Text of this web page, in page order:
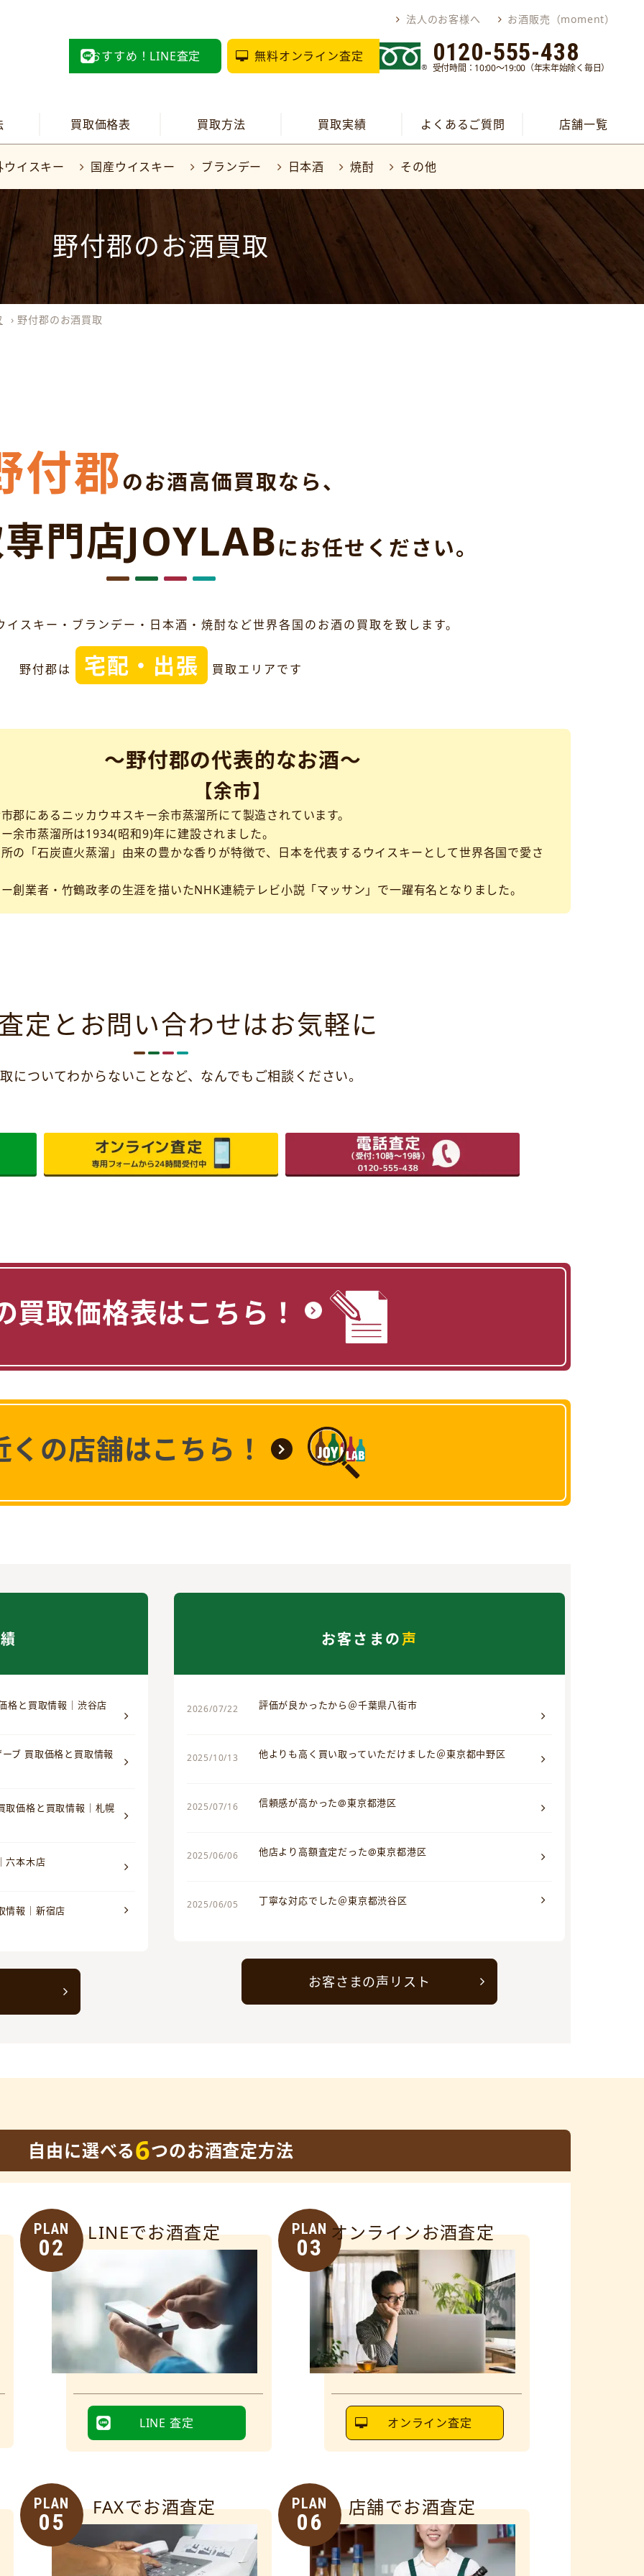
法人のお客様へ お酒販売（moment）
おすすめ！LINE査定 無料オンライン査定 0120-555-438
受付時間：10:00～19:00（年末年始除く毎日）
買取価格表 買取方法 買取実績 よくあるご質問 店舗一覧
ウイスキー 国産ウイスキー ブランデー 日本酒 焼酎 その他
野付郡のお酒買取
› 野付郡のお酒買取
付郡のお酒高価買取なら、
門店JOYLABにお任せください。
スキー・ブランデー・日本酒・焼酎など世界各国のお酒の買取を致します。
野付郡は 宅配・出張 買取エリアです
～野付郡の代表的なお酒～
【余市】
郡にあるニッカウヰスキー余市蒸溜所にて製造されています。
余市蒸溜所は1934(昭和9)年に建設されました。
の「石炭直火蒸溜」由来の豊かな香りが特徴で、日本を代表するウイスキーとして世界各国で愛さ
創業者・竹鶴政孝の生涯を描いたNHK連続テレビ小説「マッサン」で一躍有名となりました。
定とお問い合わせはお気軽に
についてわからないことなど、 なんでもご相談ください。
買取価格表はこちら！
くの店舗はこちら！
格と買取情報｜渋谷店
ブ 買取価格と買取情報
取価格と買取情報｜札幌
六本木店
情報｜新宿店
お客さまの声
2026/07/22 評価が良かったから＠千葉県八街市
2025/10/13 他よりも高く買い取っていただけました＠東京都中野区
2025/07/16 信頼感が高かった@東京都港区
2025/06/06 他店より高額査定だった@東京都港区
2025/06/05 丁寧な対応でした＠東京都渋谷区
お客さまの声リスト
自由に選べる6つのお酒査定方法
PLAN
02
LINEでお酒査定
LINE 査定
PLAN
03
オンラインお酒査定
オンライン査定
PLAN
05
FAXでお酒査定 PLAN
06
店舗でお酒査定